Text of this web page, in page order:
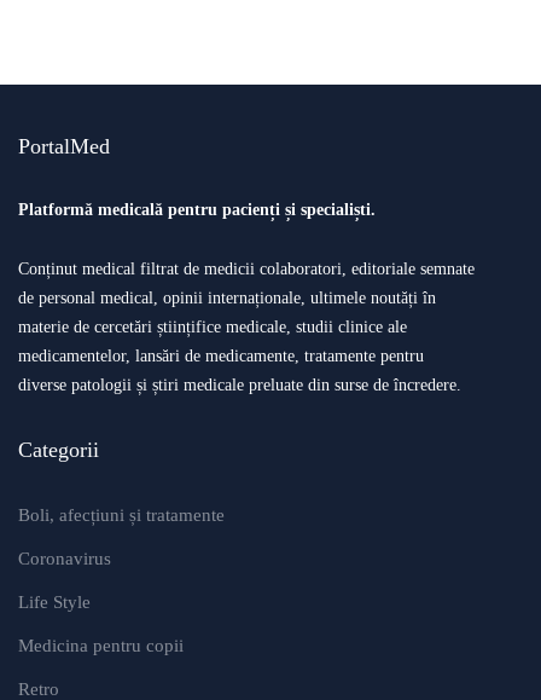
PortalMed
Platformă medicală pentru pacienți și specialiști.
Conținut medical filtrat de medicii colaboratori, editoriale semnate
de personal medical, opinii internaționale, ultimele noutăți în
materie de cercetări științifice medicale, studii clinice ale
medicamentelor, lansări de medicamente, tratamente pentru
diverse patologii și știri medicale preluate din surse de încredere.
Categorii
Boli, afecțiuni și tratamente
Coronavirus
Life Style
Medicina pentru copii
Retro